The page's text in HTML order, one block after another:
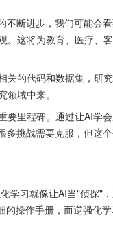
断进步，我们可能会
这将为教育、医疗、
的代码和数据集，研
域中来。
里程碑。通过让AI学
挑战需要克服，但这
学习就像让AI当"侦探"
操作手册，而逆强化